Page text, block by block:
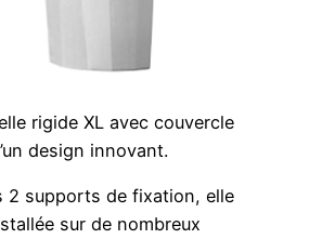
rigide XL avec couvercle
design innovant.
2 supports de fixation, elle
sur de nombreux